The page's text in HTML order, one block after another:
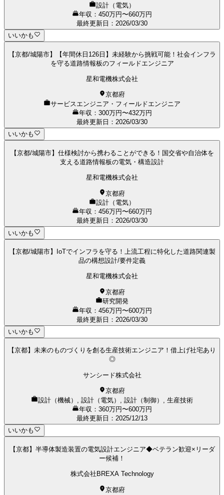
設計（電気）
年収：450万円〜660万円
最終更新日 ： 2026/03/30
いいかも
【京都/城陽市】【年間休日126日】未経験から挑戦可能！社会インフラ
を守る道路情報板のフィールドエンジニア
星和電機株式会社
京都府
サービスエンジニア・フィールドエンジニア
年収：300万円〜432万円
最終更新日 ： 2026/03/30
いいかも
【京都/城陽市】仕様検討から携わることができる！国交省や自治体を
支える道路情報板の電気・構造設計
星和電機株式会社
京都府
設計（電気）
年収：456万円〜660万円
最終更新日 ： 2026/03/30
いいかも
【京都/城陽市】IoTでインフラを守る！上流工程に特化した道路関連製
品の構想設計/要件定義
星和電機株式会社
京都府
研究開発
年収：456万円〜600万円
最終更新日 ： 2026/03/30
いいかも
【京都】未来のものづくりを創る生産技術エンジニア！借上げ社宅あり
◎
サンシード株式会社
京都府
設計（機械）, 設計（電気）, 設計（制御）, 生産技術
年収：360万円〜600万円
最終更新日 ： 2025/12/13
いいかも
【京都】半導体製造装置の電気設計エンジニア◆ベテラン歓迎×リーダ
ー候補！
株式会社BREXA Technology
京都府